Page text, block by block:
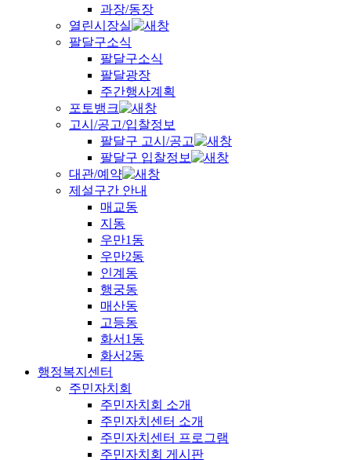
과장/동장
열린시장실
팔달구소식
팔달구소식
팔달광장
주간행사계획
포토뱅크
고시/공고/입찰정보
팔달구 고시/공고
팔달구 입찰정보
대관/예약
제설구간 안내
매교동
지동
우만1동
우만2동
인계동
행궁동
매산동
고등동
화서1동
화서2동
행정복지센터
주민자치회
주민자치회 소개
주민자치센터 소개
주민자치센터 프로그램
주민자치회 게시판